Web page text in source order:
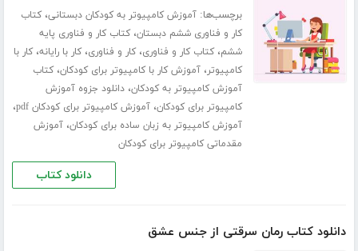
برچسب‌ها:آموزش کامپیوتر به کودکان دبستانی،کتاب
کار و فناوری ششم دبستان،کتاب کار و فناوری پایه
ششم،کتاب کار و فناوری،کار و فناوری،کار با رایانه،کار با
کامپیوتر،آموزش کار با کامپیوتر برای کودکان،کتاب
آموزش کامپیوتر به کودکان،دانلود جزوه آموزش
کامپیوتر برای کودکان،آموزش کامپیوتر برای کودکان pdf ،
آموزش کامپیوتر به زبان ساده برای کودکان،آموزش
مقدماتی کامپیوتر برای کودکان
دانلود کتاب
دانلود کتاب رمان سرقتی از جنس عشق